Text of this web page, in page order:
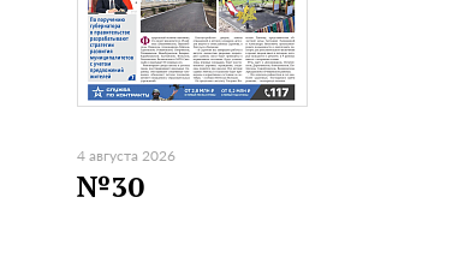
4 августа 2026
№30